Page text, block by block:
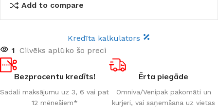
Add to compare
Kredīta kalkulators
1 Cilvēks aplūko šo preci
Bezprocentu kredīts!
Sadali maksājumu uz 3, 6 vai pat
12 mēnešiem*
Ērta piegāde
Omniva/Venipak pakomāti un
kurjeri, vai saņemšana uz vietas